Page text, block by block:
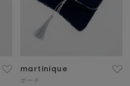
martinique
ポーチ